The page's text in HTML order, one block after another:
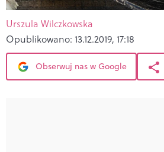
Urszula Wilczkowska
Opublikowano: 13.12.2019, 17:18
Obserwuj nas w Google